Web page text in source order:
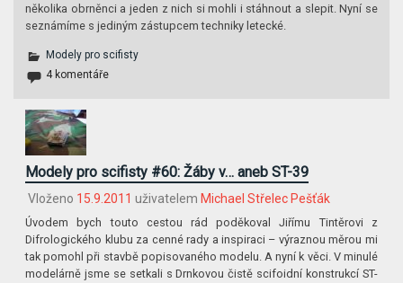
několika obrněnci a jeden z nich si mohli i stáhnout a slepit. Nyní se
seznámíme s jediným zástupcem techniky letecké.
Modely pro scifisty
4 komentáře
Modely pro scifisty #60: Žáby v… aneb ST-39
Vloženo 15.9.2011 uživatelem Michael Střelec Pešťák
Úvodem bych touto cestou rád poděkoval Jiřímu Tintěrovi z
Difrologického klubu za cenné rady a inspiraci – výraznou měrou mi
tak pomohl při stavbě popisovaného modelu. A nyní k věci. V minulé
modelárně jsme se setkali s Drnkovou čistě scifoidní konstrukcí ST-